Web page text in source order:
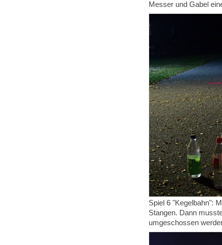
Messer und Gabel
Spiel 6 "Kegelbahn":
Stangen. Dann
umgeschossen